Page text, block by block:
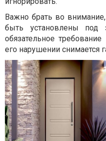
Важно брать во
быть установлены под
обязательное
его нарушении снимается